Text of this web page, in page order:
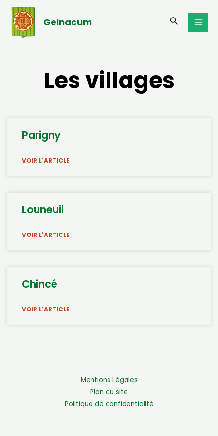
Aller
contenu
Gelnacum
Les villages
Parigny
VOIR L'ARTICLE
Louneuil
VOIR L'ARTICLE
Chincé
VOIR L'ARTICLE
Mentions Légales
Plan du site
Politique de confidentialité